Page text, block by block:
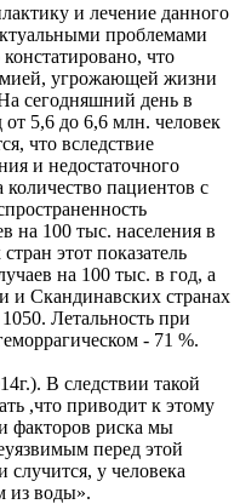
и лечение данного
проблемами
что
угрожающей жизни
сегодняшний день в
5,6 до 6,6 млн. человек
что вследствие
и недостаточного
пациентов с
на 100 тыс. населения в
этот показатель
на 100 тыс. в год, а
Скандинавских странах
Летальность при
- 71 %.
В следствии такой
,что приводит к этому
факторов риска мы
перед этой
случится, у человека
из воды».